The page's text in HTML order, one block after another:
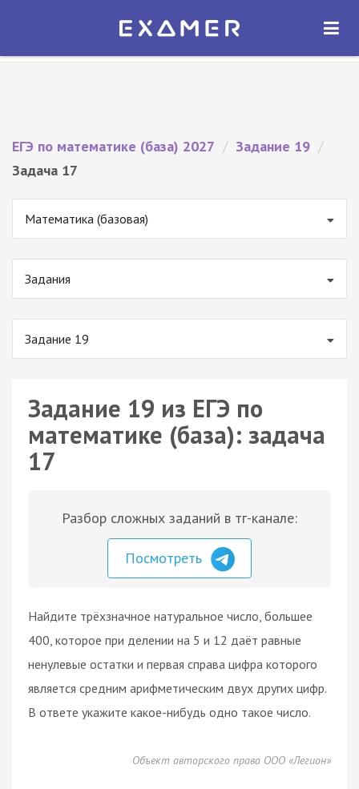
Экзамер — ЕГЭ 2027
ОТКРЫТЬ
ЕГЭ по математике (база) 2027 / Задание 19 /
Задача 17
Математика (базовая)
Задания
Задание 19
Задание 19 из ЕГЭ по
математике (база): задача
17
Разбор сложных заданий в тг-канале:
Посмотреть
Найдите трёхзначное натуральное число, большее
400, которое при делении на 5 и 12 даёт равные
ненулевые остатки и первая справа цифра которого
является средним арифметическим двух других цифр.
В ответе укажите какое-нибудь одно такое число.
Объект авторского права ООО «Легион»